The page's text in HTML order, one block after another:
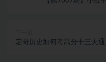
定哥历史如何考高分十三天